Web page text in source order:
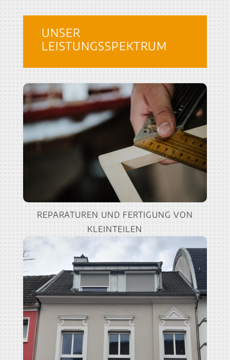
UNSER
LEISTUNGSSPEKTRUM
REPARATUREN UND FERTIGUNG VON
KLEINTEILEN